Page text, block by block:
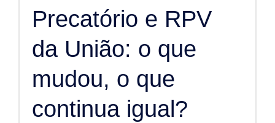
Precatório e RPV
da União: o que
mudou, o que
continua igual?